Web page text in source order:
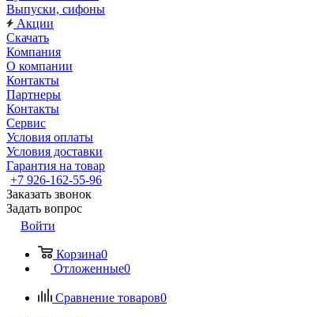
Выпуски, сифоны
Акции
Скачать
Компания
О компании
Контакты
Партнеры
Контакты
Сервис
Условия оплаты
Условия доставки
Гарантия на товар
+7 926-162-55-96
Заказать звонок
Задать вопрос
Войти
Корзина0
Отложенные0
Сравнение товаров0